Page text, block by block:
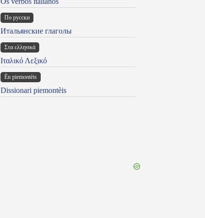
По русски
Итальянские глаголы
Στα ελληνικά
Ιταλικό Λεξικό
Ën piemontèis
Dissionari piemontèis